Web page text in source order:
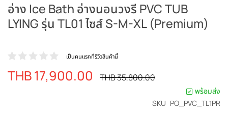
อ่าง Ice Bath อ่างนอนวงรี PVC TUB
LYING รุ่น TL01 ไซส์ S-M-XL (Premium)
เป็นคนแรกที่รีวิวสินค้านี้
ราคา
THB 17,900.00
ราคา
THB 35,800.00
พร้อมส่ง
SKU PO_PVC_TL1PR